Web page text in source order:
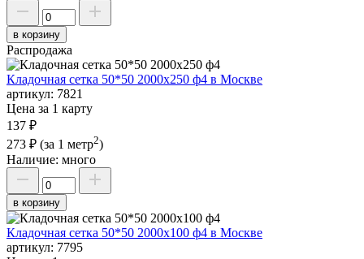
в корзину
Распродажа
Кладочная сетка 50*50 2000х250 ф4 в Москве
артикул: 7821
Цена за 1 карту
137 ₽
273 ₽ (за 1 метр2)
Наличие: много
в корзину
Кладочная сетка 50*50 2000х100 ф4 в Москве
артикул: 7795